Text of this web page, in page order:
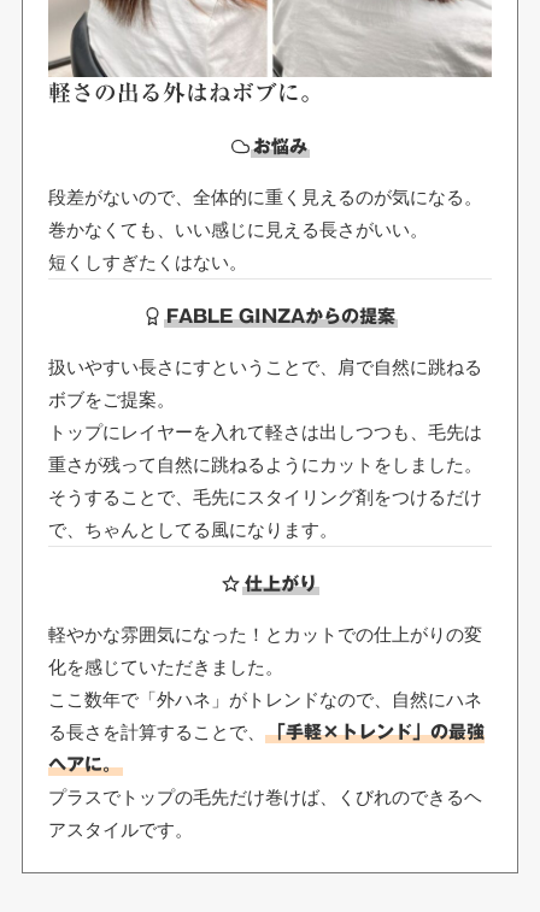
軽さの出る外はねボブに。
お悩み
段差がないので、全体的に重く見えるのが気になる。
巻かなくても、いい感じに見える長さがいい。
短くしすぎたくはない。
FABLE GINZAからの提案
扱いやすい長さにすということで、肩で自然に跳ねる
ボブをご提案。
トップにレイヤーを入れて軽さは出しつつも、毛先は
重さが残って自然に跳ねるようにカットをしました。
そうすることで、毛先にスタイリング剤をつけるだけ
で、ちゃんとしてる風になります。
仕上がり
軽やかな雰囲気になった！とカットでの仕上がりの変
化を感じていただきました。
ここ数年で「外ハネ」がトレンドなので、自然にハネ
る長さを計算することで、「手軽×トレンド」の最強
ヘアに。
プラスでトップの毛先だけ巻けば、くびれのできるヘ
アスタイルです。